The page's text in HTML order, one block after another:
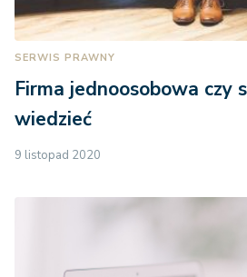
SERWIS PRAWNY
Firma jednoosobowa czy
wiedzieć
9 listopad 2020